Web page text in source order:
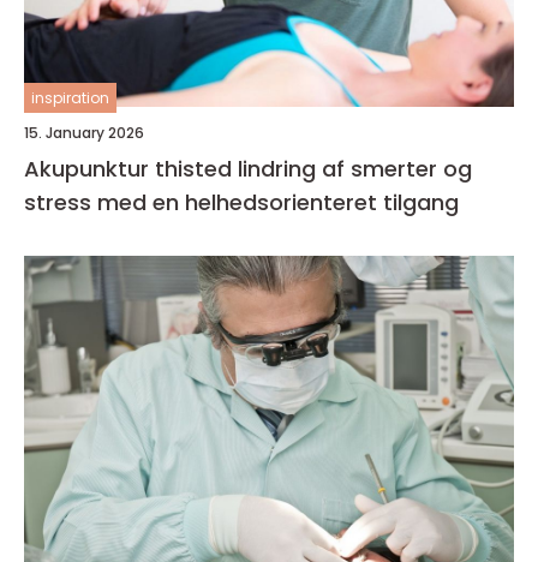
inspiration
15. January 2026
Akupunktur thisted lindring af smerter og
stress med en helhedsorienteret tilgang